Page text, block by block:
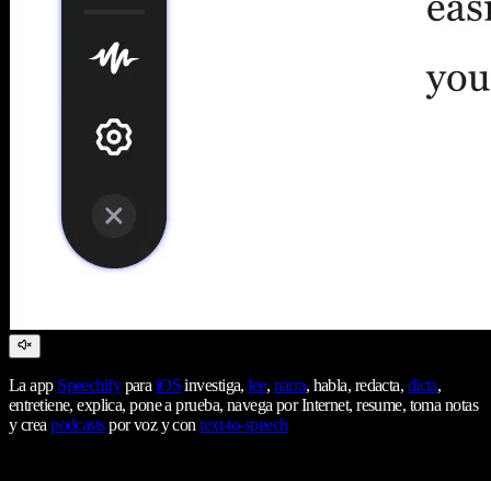
La app SpeechifyparaiOSinvestiga,lee, narra, habla, redacta, dicta,
entretiene, explica, pone a prueba, navega por Internet, resume, toma notas
y creapodcastspor voz y context-to-speech